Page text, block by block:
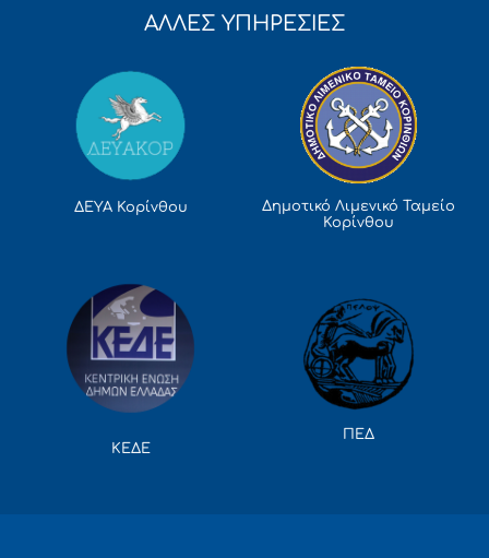
ΑΛΛΕΣ ΥΠΗΡΕΣΙΕΣ
ΔΕΥΑ Κορίνθου
Δημοτικό Λιμενικό Ταμείο
Κορίνθου
ΚΕΔΕ
ΠΕΔ